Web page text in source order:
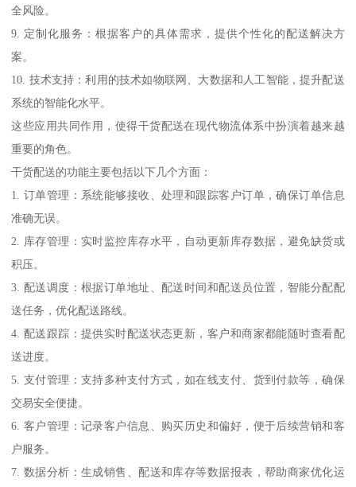
全风险。
9. 定制化服务：根据客户的具体需求，提供个性化的配送解决方
案。
10. 技术支持：利用的技术如物联网、大数据和人工智能，提升配送
系统的智能化水平。
这些应用共同作用，使得干货配送在现代物流体系中扮演着越来越
重要的角色。
干货配送的功能主要包括以下几个方面：
1. 订单管理：系统能够接收、处理和跟踪客户订单，确保订单信息
准确无误。
2. 库存管理：实时监控库存水平，自动更新库存数据，避免缺货或
积压。
3. 配送调度：根据订单地址、配送时间和配送员位置，智能分配配
送任务，优化配送路线。
4. 配送跟踪：提供实时配送状态更新，客户和商家都能随时查看配
送进度。
5. 支付管理：支持多种支付方式，如在线支付、货到付款等，确保
交易安全便捷。
6. 客户管理：记录客户信息、购买历史和偏好，便于后续营销和客
户服务。
7. 数据分析：生成销售、配送和库存等数据报表，帮助商家优化运